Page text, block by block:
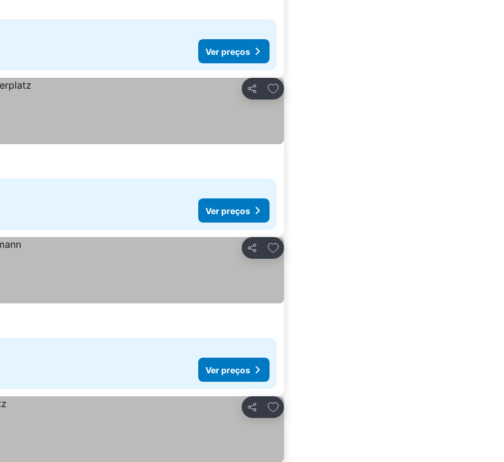
Ver preços
Partilhar
Adicionar aos favoritos
Ver preços
Partilhar
Adicionar aos favoritos
Ver preços
Partilhar
Adicionar aos favoritos